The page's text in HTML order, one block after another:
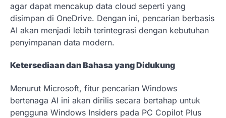
agar dapat mencakup data cloud seperti yang
disimpan di OneDrive. Dengan ini, pencarian berbasis
AI akan menjadi lebih terintegrasi dengan kebutuhan
penyimpanan data modern.
Ketersediaan dan Bahasa yang Didukung
Menurut Microsoft, fitur pencarian Windows
bertenaga AI ini akan dirilis secara bertahap untuk
pengguna Windows Insiders pada PC Copilot Plus